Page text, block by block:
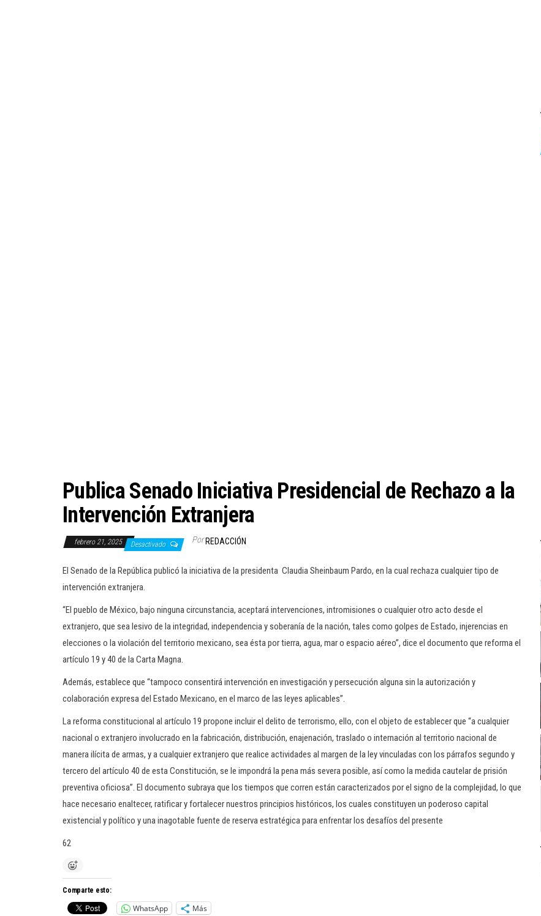
Publica Senado Iniciativa Presidencial de Rechazo a la
Intervención Extranjera
febrero 21, 2025 Desactivado Por REDACCIÓN
El Senado de la República publicó la iniciativa de la presidenta Claudia Sheinbaum Pardo, en la cual rechaza cualquier tipo de
intervención extranjera.
“El pueblo de México, bajo ninguna circunstancia, aceptará intervenciones, intromisiones o cualquier otro acto desde el
extranjero, que sea lesivo de la integridad, independencia y soberanía de la nación, tales como golpes de Estado, injerencias en
elecciones o la violación del territorio mexicano, sea ésta por tierra, agua, mar o espacio aéreo”, dice el documento que reforma el
artículo 19 y 40 de la Carta Magna.
Además, establece que “tampoco consentirá intervención en investigación y persecución alguna sin la autorización y
colaboración expresa del Estado Mexicano, en el marco de las leyes aplicables”.
La reforma constitucional al artículo 19 propone incluir el delito de terrorismo, ello, con el objeto de establecer que “a cualquier
nacional o extranjero involucrado en la fabricación, distribución, enajenación, traslado o internación al territorio nacional de
manera ilícita de armas, y a cualquier extranjero que realice actividades al margen de la ley vinculadas con los párrafos segundo y
tercero del artículo 40 de esta Constitución, se le impondrá la pena más severa posible, así como la medida cautelar de prisión
preventiva oficiosa”. El documento subraya que los tiempos que corren están caracterizados por el signo de la complejidad, lo que
hace necesario enaltecer, ratificar y fortalecer nuestros principios históricos, los cuales constituyen un poderoso capital
existencial y político y una inagotable fuente de reserva estratégica para enfrentar los desafíos del presente
62
Comparte esto:
WhatsApp Más